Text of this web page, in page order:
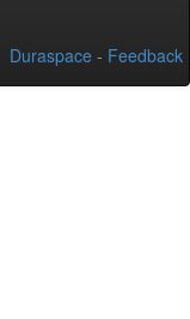
Duraspace - Feedback